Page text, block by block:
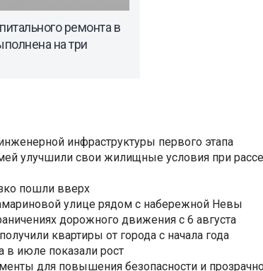
ремонта в
на три
инфраструктуры первого этапа
улучшили свои жилищные условия при
пошли вверх
улице рядом с набережной Невы
дорожного движения с 6 августа
квартиры от города с начала года
в июле показали рост
для повышения безопасности и